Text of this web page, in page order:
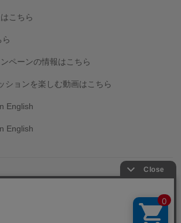
こちら
ペーンの情報はこちら
ションを楽しむ動画はこちら
English
English